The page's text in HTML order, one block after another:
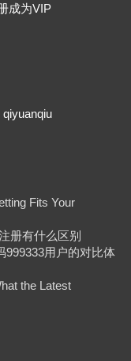
成为VIP
Fits Your
册有什么区别
999333用户的对比体
the Latest